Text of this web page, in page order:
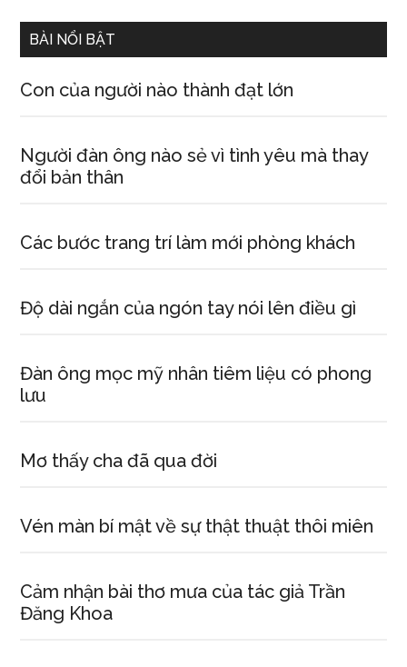
BÀI NỔI BẬT
Con của người nào thành đạt lớn
Người đàn ông nào sẻ vì tình yêu mà thay
đổi bản thân
Các bước trang trí làm mới phòng khách
Độ dài ngắn của ngón tay nói lên điều gì
Đàn ông mọc mỹ nhân tiêm liệu có phong
lưu
Mơ thấy cha đã qua đời
Vén màn bí mật về sự thật thuật thôi miên
Cảm nhận bài thơ mưa của tác giả Trần
Đăng Khoa